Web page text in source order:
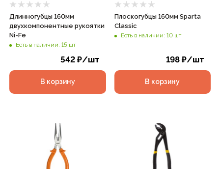
Длинногубцы 160мм
двухкомпонентные рукоятки
Ni-Fe
Есть в наличии: 15 шт
542₽/шт
В корзину
Плоскогубцы 160мм Sparta
Classic
Есть в наличии: 10 шт
198 ₽/шт
В корзину